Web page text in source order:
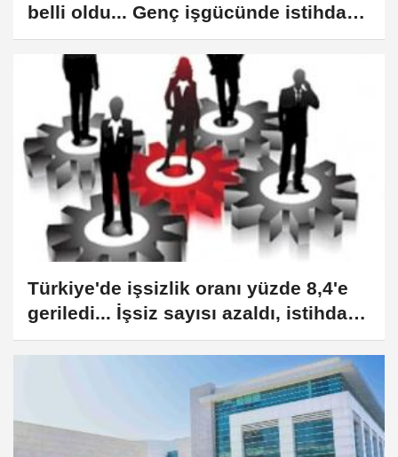
belli oldu... Genç işgücünde istihdam
yüzde 52,5
Türkiye'de işsizlik oranı yüzde 8,4'e
geriledi... İşsiz sayısı azaldı, istihdam
arttı